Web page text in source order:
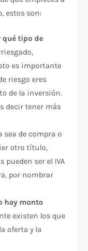
estos son:
qué tipo de
es importante
riesgo eres
de la inversión.
decir tener más
sea de compra o
otro título,
pueden ser el IVA
por nombrar
hay monto
existen los que
oferta y la